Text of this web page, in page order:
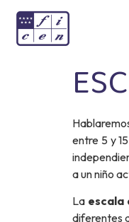
entre 5 y
a un niño
La escala
diferentes